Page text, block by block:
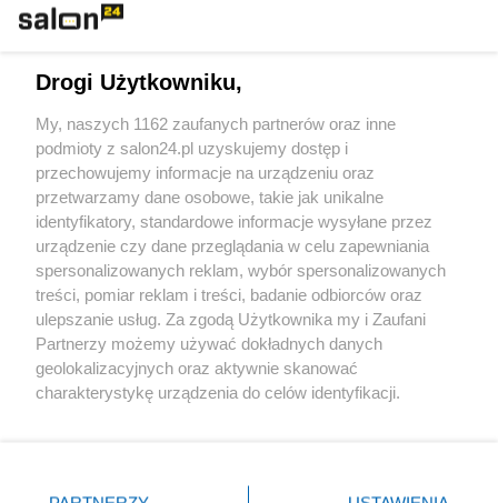
Sport
Społeczeństwo
Kultura
X Facebook Instagram Youtube
Drogi Użytkowniku,
My, naszych 1162 zaufanych partnerów oraz inne
podmioty z salon24.pl uzyskujemy dostęp i
przechowujemy informacje na urządzeniu oraz
przetwarzamy dane osobowe, takie jak unikalne
identyfikatory, standardowe informacje wysyłane przez
urządzenie czy dane przeglądania w celu zapewniania
spersonalizowanych reklam, wybór spersonalizowanych
treści, pomiar reklam i treści, badanie odbiorców oraz
ulepszanie usług. Za zgodą Użytkownika my i Zaufani
Partnerzy możemy używać dokładnych danych
geolokalizacyjnych oraz aktywnie skanować
charakterystykę urządzenia do celów identyfikacji.
zmienić/wycofać klikając przycisk ustawień prywatności